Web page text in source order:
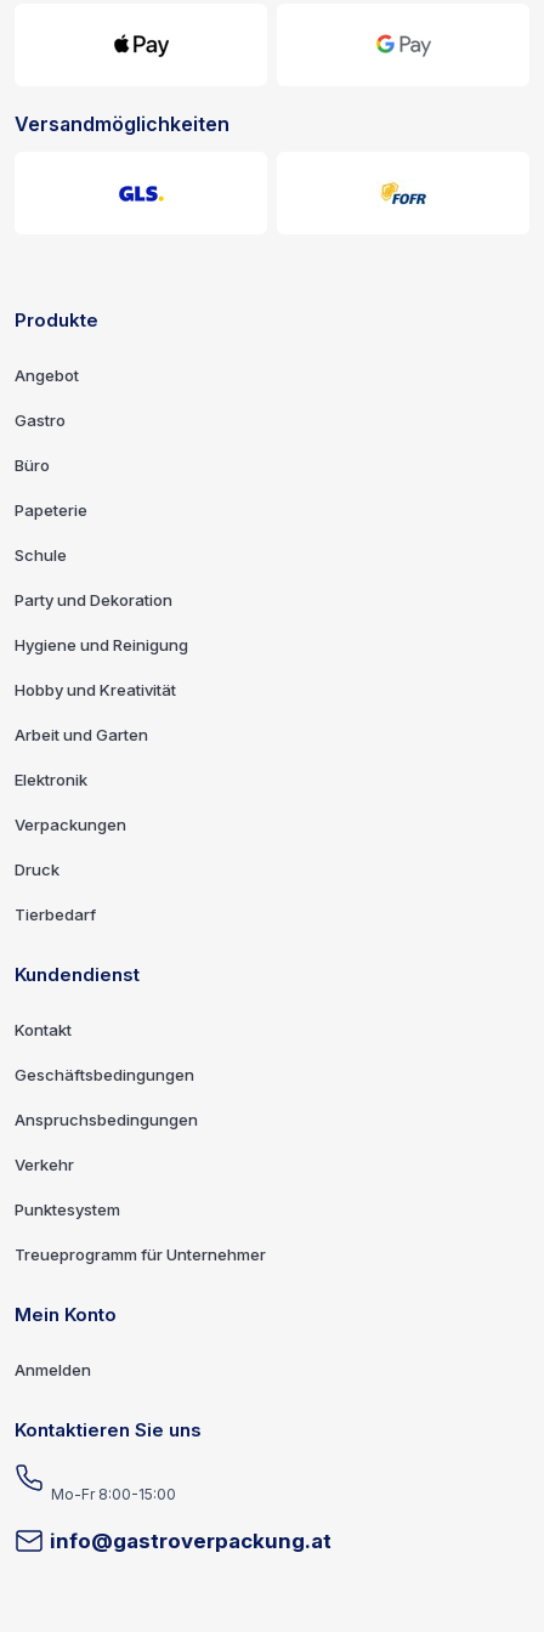
Versandmöglichkeiten
Links und Kontaktinformationen
Produkte
Angebot
Gastro
Büro
Papeterie
Schule
Party und Dekoration
Hygiene und Reinigung
Hobby und Kreativität
Arbeit und Garten
Elektronik
Verpackungen
Druck
Tierbedarf
Kundendienst
Kontakt
Geschäftsbedingungen
Anspruchsbedingungen
Verkehr
Punktesystem
Treueprogramm für Unternehmer
Mein Konto
Anmelden
Kontaktieren Sie uns
Mo-Fr 8:00-15:00
info@gastroverpackung.at